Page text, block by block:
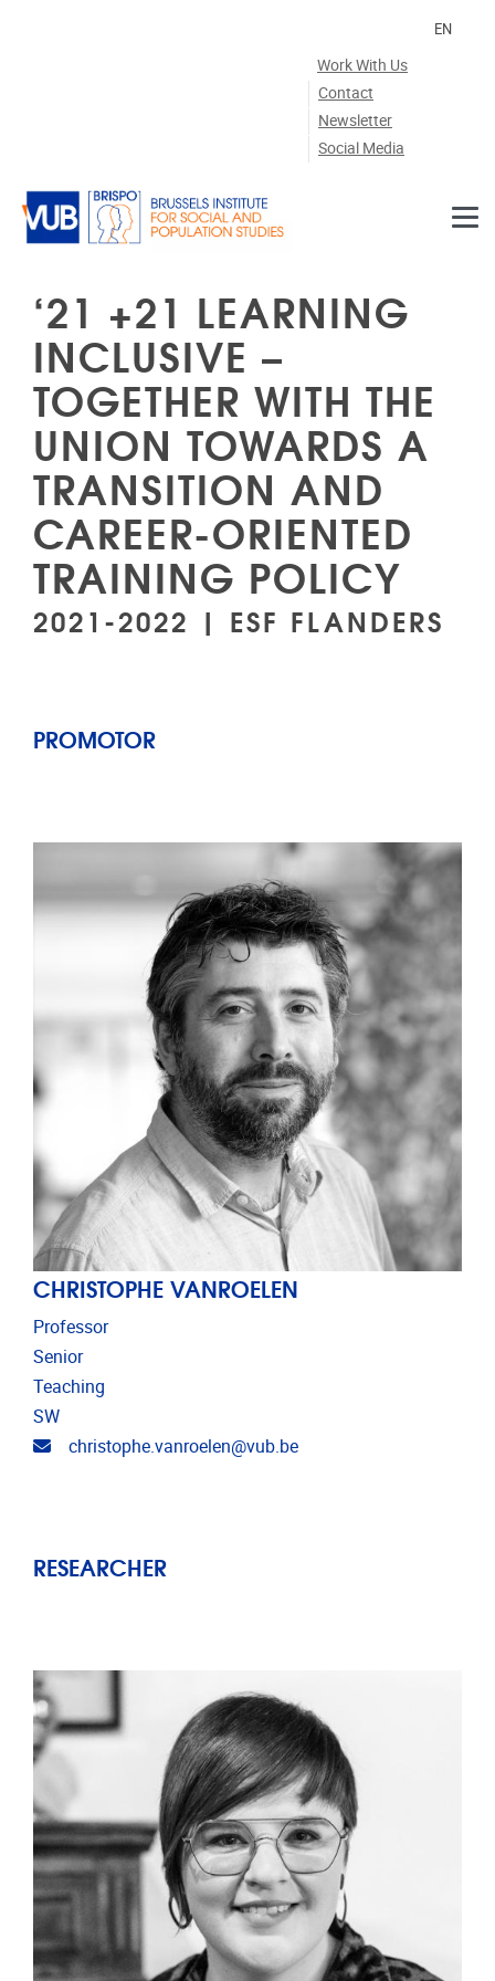
Work With Us
Contact
Newsletter
Social Media
EN
‘21 +21 LEARNING
INCLUSIVE –
TOGETHER WITH THE
UNION TOWARDS A
TRANSITION AND
CAREER-ORIENTED
TRAINING POLICY
2021-2022 | ESF FLANDERS
PROMOTOR
CHRISTOPHE VANROELEN
Professor
Senior
Teaching
SW
Email address
christophe.vanroelen@vub.be
RESEARCHER